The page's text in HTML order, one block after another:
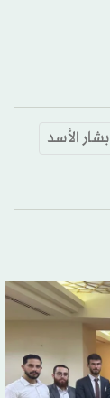
بشار الأسد